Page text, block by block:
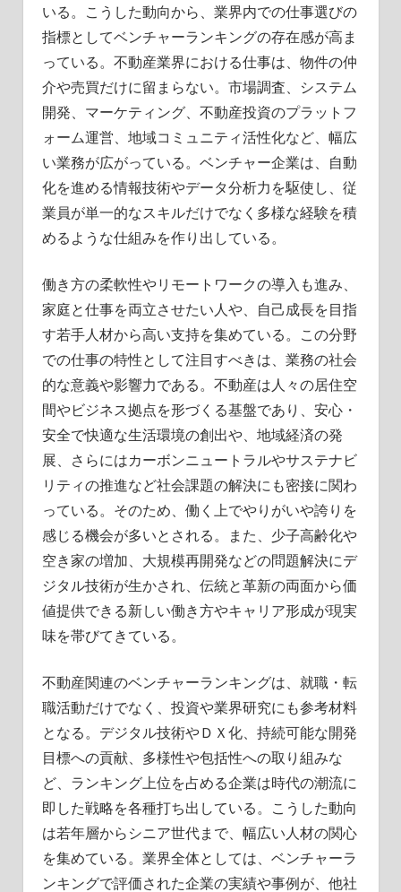
いる。こうした動向から、業界内での仕事選びの
指標としてベンチャーランキングの存在感が高ま
っている。不動産業界における仕事は、物件の仲
介や売買だけに留まらない。市場調査、システム
開発、マーケティング、不動産投資のプラットフ
ォーム運営、地域コミュニティ活性化など、幅広
い業務が広がっている。ベンチャー企業は、自動
化を進める情報技術やデータ分析力を駆使し、従
業員が単一的なスキルだけでなく多様な経験を積
めるような仕組みを作り出している。
働き方の柔軟性やリモートワークの導入も進み、
家庭と仕事を両立させたい人や、自己成長を目指
す若手人材から高い支持を集めている。この分野
での仕事の特性として注目すべきは、業務の社会
的な意義や影響力である。不動産は人々の居住空
間やビジネス拠点を形づくる基盤であり、安心・
安全で快適な生活環境の創出や、地域経済の発
展、さらにはカーボンニュートラルやサステナビ
リティの推進など社会課題の解決にも密接に関わ
っている。そのため、働く上でやりがいや誇りを
感じる機会が多いとされる。また、少子高齢化や
空き家の増加、大規模再開発などの問題解決にデ
ジタル技術が生かされ、伝統と革新の両面から価
値提供できる新しい働き方やキャリア形成が現実
味を帯びてきている。
不動産関連のベンチャーランキングは、就職・転
職活動だけでなく、投資や業界研究にも参考材料
となる。デジタル技術やＤＸ化、持続可能な開発
目標への貢献、多様性や包括性への取り組みな
ど、ランキング上位を占める企業は時代の潮流に
即した戦略を各種打ち出している。こうした動向
は若年層からシニア世代まで、幅広い人材の関心
を集めている。業界全体としては、ベンチャーラ
ンキングで評価された企業の実績や事例が、他社